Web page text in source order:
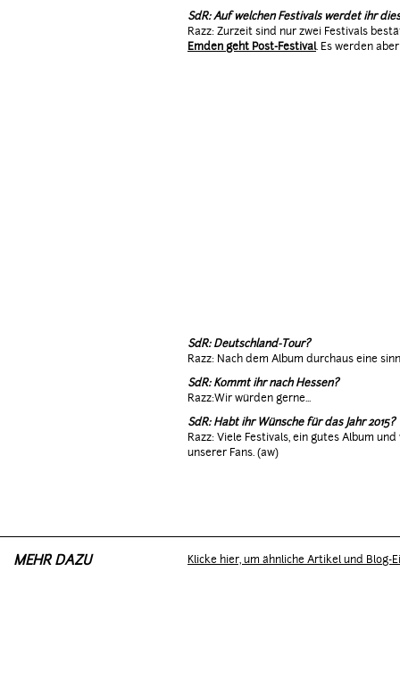
SdR: Auf welchen Festivals werdet ihr
Razz: Zurzeit sind nur zwei Festivals
Emden geht Post-Festival. Es werden
SdR: Deutschland-Tour?
Razz: Nach dem Album durchaus eine
SdR: Kommt ihr nach Hessen?
Razz:Wir würden gerne...
SdR: Habt ihr Wünsche für das Jahr 2015?
Razz: Viele Festivals, ein gutes Album
unserer Fans. (aw)
MEHR DAZU Klicke hier, um ähnliche Artikel und Blog-